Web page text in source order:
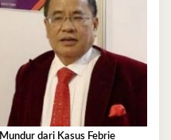
Mundur dari Kasus Febrie